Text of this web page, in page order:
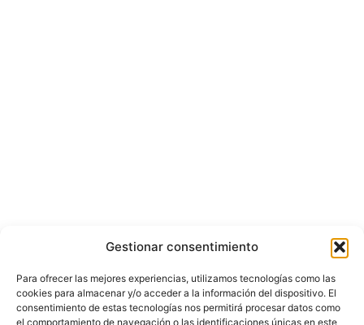
Gestionar consentimiento
Para ofrecer las mejores experiencias, utilizamos tecnologías como las
cookies para almacenar y/o acceder a la información del dispositivo. El
consentimiento de estas tecnologías nos permitirá procesar datos como
el comportamiento de navegación o las identificaciones únicas en este